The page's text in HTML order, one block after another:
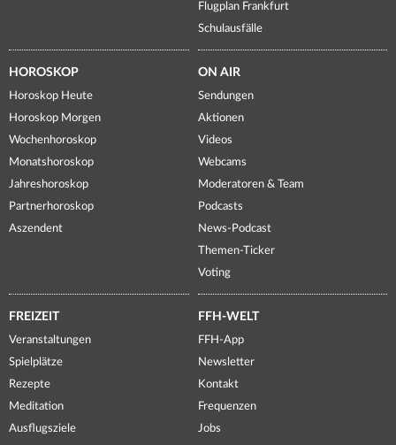
Flugplan Frankfurt
Schulausfälle
HOROSKOP
Horoskop Heute
Horoskop Morgen
Wochenhoroskop
Monatshoroskop
Jahreshoroskop
Partnerhoroskop
Aszendent
ON AIR
Sendungen
Aktionen
Videos
Webcams
Moderatoren & Team
Podcasts
News-Podcast
Themen-Ticker
Voting
FREIZEIT
Veranstaltungen
Spielplätze
Rezepte
Meditation
Ausflugsziele
FFH-WELT
FFH-App
Newsletter
Kontakt
Frequenzen
Jobs